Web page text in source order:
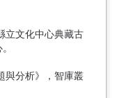
立文化中心典藏古
與分析》，智庫叢